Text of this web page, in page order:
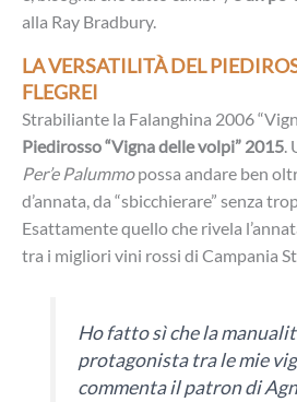
alla Ray Bradbury.
LA VERSATILITÀ DEL
FLEGREI
Strabiliante la Falanghina 2006
Piedirosso “Vigna delle volpi” 2015.
Per’e Palummopossa andare ben
d’annata, da “sbicchierare” senza
Esattamente quello che rivela
tra i migliori vini rossi di Campania
Ho fatto sì che la
protagonista tra le mie
commenta il patron di